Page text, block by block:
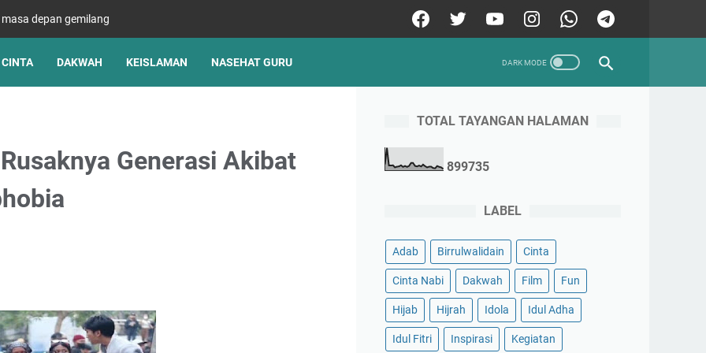
depan gemilang
CINTA DAKWAH KEISLAMAN NASEHAT GURU
Generasi Akibat
TOTAL TAYANGAN HALAMAN
899735
LABEL
Adab Birrulwalidain Cinta
Cinta Nabi Dakwah Film Fun
Hijab Hijrah Idola Idul Adha
Idul Fitri Inspirasi Kegiatan